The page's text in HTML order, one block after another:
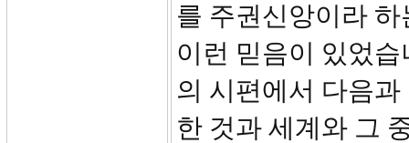
를 주권신앙이라
이런 믿음이 있었
의 시편에서 다음
한 것과 세계와 그